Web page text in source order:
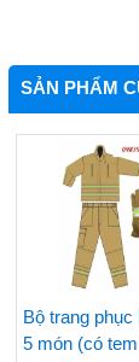
SẢN PHẨM
Bộ trang
5 món (có